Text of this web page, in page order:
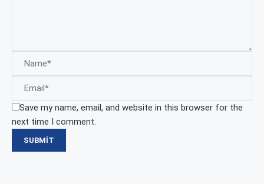
Save my name, email, and website in this browser for the
next time I comment.